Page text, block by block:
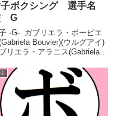
ボクシング 選手名
G
-G- ガブリエラ・ボービエ
Bouvier)(ウルグアイ)
リエラ・アラニス(Gabriela
ドラ(Gabriela Fundora)(米)ガ
エラ・サ...